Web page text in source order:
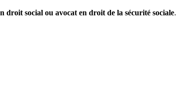
droit social ou avocat en droit de la sécurité sociale.